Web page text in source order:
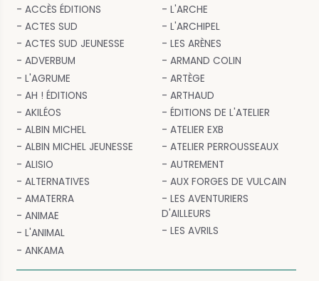
ACCÈS ÉDITIONS
ACTES SUD
ACTES SUD JEUNESSE
ADVERBUM
L'AGRUME
AH ! ÉDITIONS
AKILÉOS
ALBIN MICHEL
ALBIN MICHEL JEUNESSE
ALISIO
ALTERNATIVES
AMATERRA
ANIMAE
L'ANIMAL
ANKAMA
L'ARCHE
L'ARCHIPEL
LES ARÈNES
ARMAND COLIN
ARTÈGE
ARTHAUD
ÉDITIONS DE L'ATELIER
ATELIER EXB
ATELIER PERROUSSEAUX
AUTREMENT
AUX FORGES DE VULCAIN
LES AVENTURIERS
D'AILLEURS
LES AVRILS